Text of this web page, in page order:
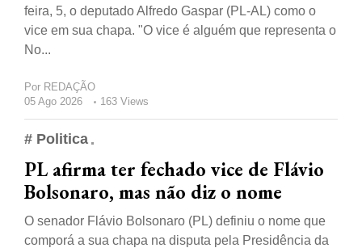
feira, 5, o deputado Alfredo Gaspar (PL-AL) como o
vice em sua chapa. "O vice é alguém que representa o
No...
Por REDAÇÃO
05 Ago 2026
163 Views
# Politica
PL afirma ter fechado vice de Flávio
Bolsonaro, mas não diz o nome
O senador Flávio Bolsonaro (PL) definiu o nome que
comporá a sua chapa na disputa pela Presidência da